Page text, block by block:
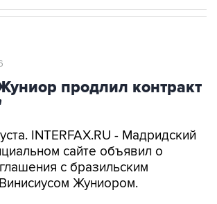
продлил контракт
INTERFAX.RU - Мадридский
сайте объявил о
с бразильским
Жуниором.